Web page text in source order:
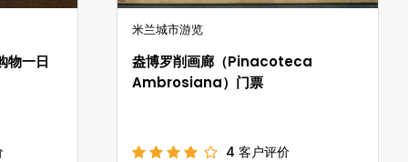
物一日
米兰城市游览
盎博罗削画廊（Pinacoteca
Ambrosiana）门票
4 客户评价